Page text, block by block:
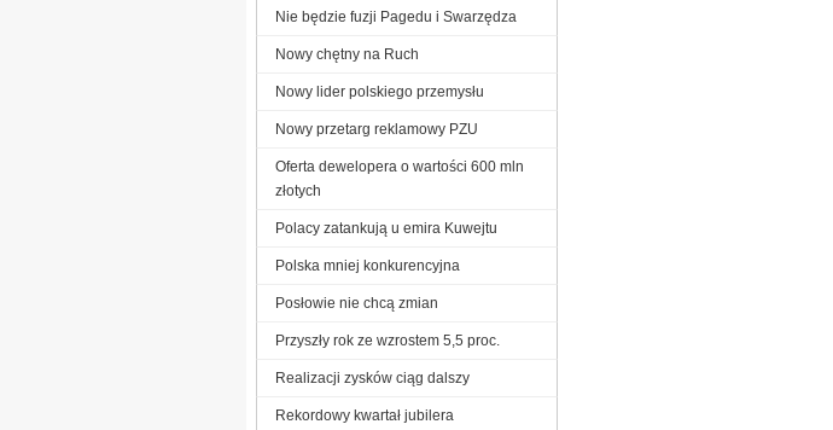
Nie będzie fuzji Pagedu i Swarzędza
Nowy chętny na Ruch
Nowy lider polskiego przemysłu
Nowy przetarg reklamowy PZU
Oferta dewelopera o wartości 600 mln
złotych
Polacy zatankują u emira Kuwejtu
Polska mniej konkurencyjna
Posłowie nie chcą zmian
Przyszły rok ze wzrostem 5,5 proc.
Realizacji zysków ciąg dalszy
Rekordowy kwartał jubilera